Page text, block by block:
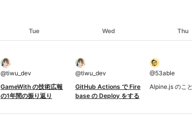
Tue Wed Thu
@tiwu_dev
GameWith の技術広報
の1年間の振り返り
@tiwu_dev
GitHub Actions で Fire
base の Deploy をする
@53able
Alpine.js のこと